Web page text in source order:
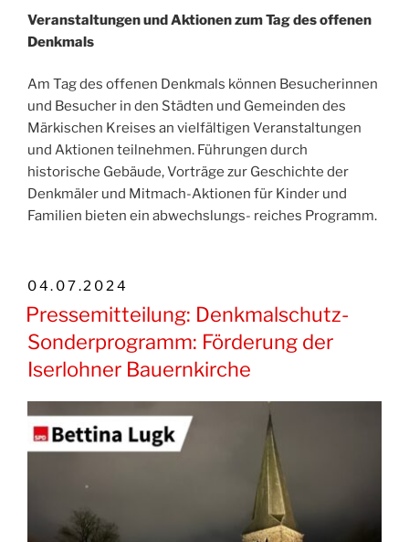
Veranstaltungen und Aktionen zum Tag des offenen
Denkmals
Am Tag des offenen Denkmals können Besucherinnen
und Besucher in den Städten und Gemeinden des
Märkischen Kreises an vielfältigen Veranstaltungen
und Aktionen teilnehmen. Führungen durch
historische Gebäude, Vorträge zur Geschichte der
Denkmäler und Mitmach-Aktionen für Kinder und
Familien bieten ein abwechslungs- reiches Programm.
VERÖFFENTLICHT
AM
04.07.2024
Pressemitteilung: Denkmalschutz-
Sonderprogramm: Förderung der
Iserlohner Bauernkirche